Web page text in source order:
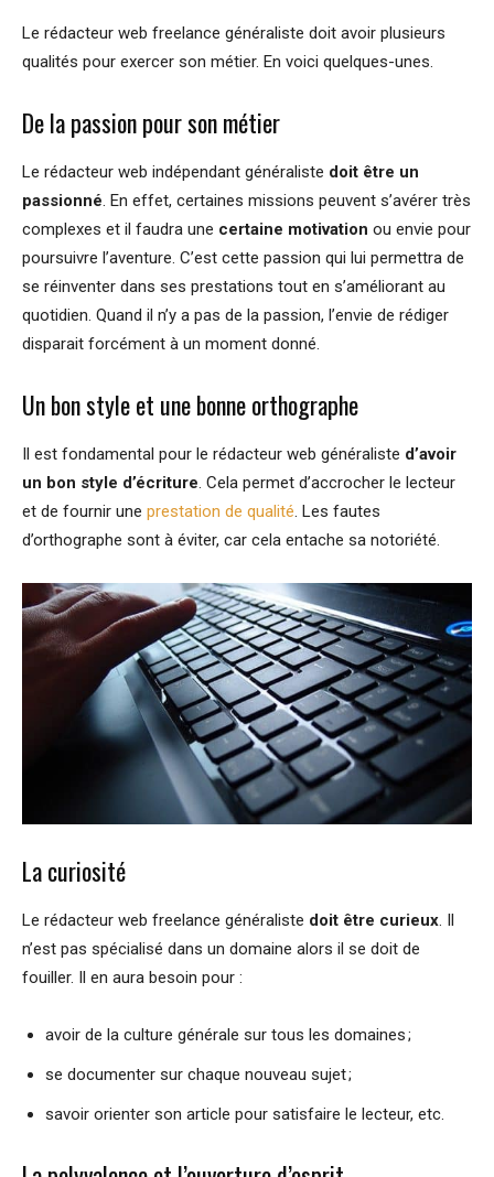
Le rédacteur web freelance généraliste doit avoir plusieurs
qualités pour exercer son métier. En voici quelques-unes.
De la passion pour son métier
Le rédacteur web indépendant généraliste doit être un
passionné. En effet, certaines missions peuvent s’avérer très
complexes et il faudra une certaine motivation ou envie pour
poursuivre l’aventure. C’est cette passion qui lui permettra de
se réinventer dans ses prestations tout en s’améliorant au
quotidien. Quand il n’y a pas de la passion, l’envie de rédiger
disparait forcément à un moment donné.
Un bon style et une bonne orthographe
Il est fondamental pour le rédacteur web généraliste d’avoir
un bon style d’écriture. Cela permet d’accrocher le lecteur
et de fournir une prestation de qualité. Les fautes
d’orthographe sont à éviter, car cela entache sa notoriété.
La curiosité
Le rédacteur web freelance généraliste doit être curieux. Il
n’est pas spécialisé dans un domaine alors il se doit de
fouiller. Il en aura besoin pour :
avoir de la culture générale sur tous les domaines ;
se documenter sur chaque nouveau sujet ;
savoir orienter son article pour satisfaire le lecteur, etc.